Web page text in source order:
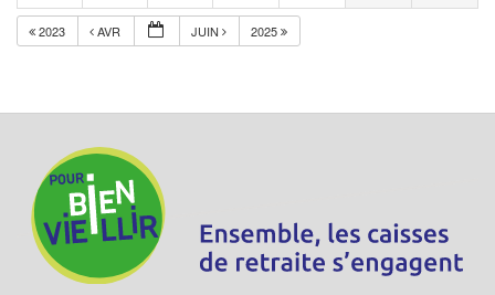
2023 AVR JUIN 2025